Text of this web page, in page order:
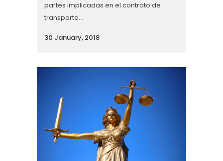
partes implicadas en el contrato de
transporte...
30 January, 2018